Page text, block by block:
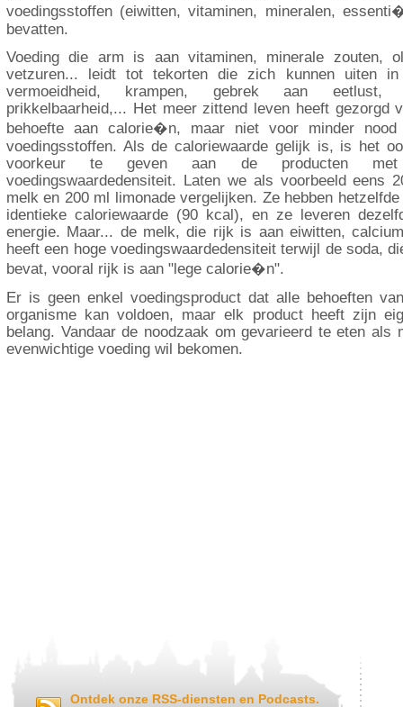
voedingsstoffen (eiwitten, vitaminen, mineralen,
bevatten.
Voeding die arm is aan vitaminen, minerale zouten,
vetzuren... leidt tot tekorten die zich kunnen uiten
vermoeidheid, krampen, gebrek aan eetlust,
prikkelbaarheid,... Het meer zittend leven heeft gezorgd
behoefte aan calorie�n, maar niet voor minder
voedingsstoffen. Als de caloriewaarde gelijk is, is het
voorkeur te geven aan de producten
voedingswaardedensiteit. Laten we als voorbeeld eens
melk en 200 ml limonade vergelijken. Ze hebben
identieke caloriewaarde (90 kcal), en ze leveren
energie. Maar... de melk, die rijk is aan eiwitten,
heeft een hoge voedingswaardedensiteit terwijl de soda,
bevat, vooral rijk is aan "lege calorie�n".
Er is geen enkel voedingsproduct dat alle behoeften
organisme kan voldoen, maar elk product heeft zijn
belang. Vandaar de noodzaak om gevarieerd te eten als
evenwichtige voeding wil bekomen.
Ontdek onze RSS-diensten en Podcasts.